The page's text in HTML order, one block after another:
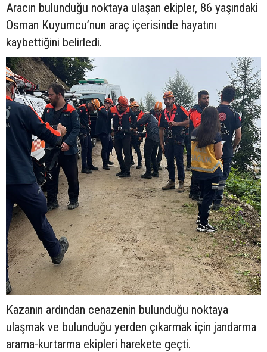
Aracın bulunduğu noktaya ulaşan ekipler, 86 yaşındaki
Osman Kuyumcu’nun araç içerisinde hayatını
kaybettiğini belirledi.
Kazanın ardından cenazenin bulunduğu noktaya
ulaşmak ve bulunduğu yerden çıkarmak için jandarma
arama-kurtarma ekipleri harekete geçti.